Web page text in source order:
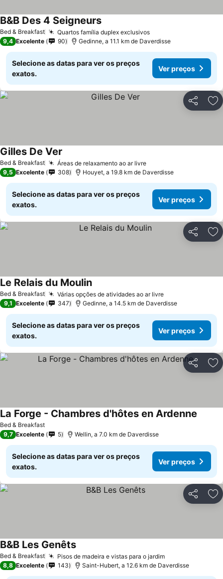
Bed & Breakfast Quartos família duplex exclusivosVer preços
B&B Des 4 SeigneursVer preços
9,4 Excelente 90 Gedinne, a 11.1 km de Daverdisse
Selecione as datas para ver os preços
exatos.
Ver preços
Partilhar
Bed & Breakfast Áreas de relaxamento ao ar livreVer preços
Gilles De Ver
9,5 Excelente 308 Houyet, a 19.8 km de Daverdisse
Selecione as datas para ver os preços
exatos.
Ver preços
Partilhar
Bed & Breakfast Várias opções de atividades ao ar livreVer preços
Le Relais du MoulinVer preços
9,1 Excelente 347 Gedinne, a 14.5 km de Daverdisse
Selecione as datas para ver os preços
exatos.
Ver preços
Partilhar
Bed & Breakfast
La Forge - Chambres d'hôtes en Ardenne
9,7 Excelente 5 Wellin, a 7.0 km de Daverdisse
Selecione as datas para ver os preços
exatos.
Ver preços
Partilhar
Bed & Breakfast Pisos de madeira e vistas para o jardimVer preços
B&B Les GenêtsVer preços
8,8 Excelente 143 Saint-Hubert, a 12.6 km de Daverdisse